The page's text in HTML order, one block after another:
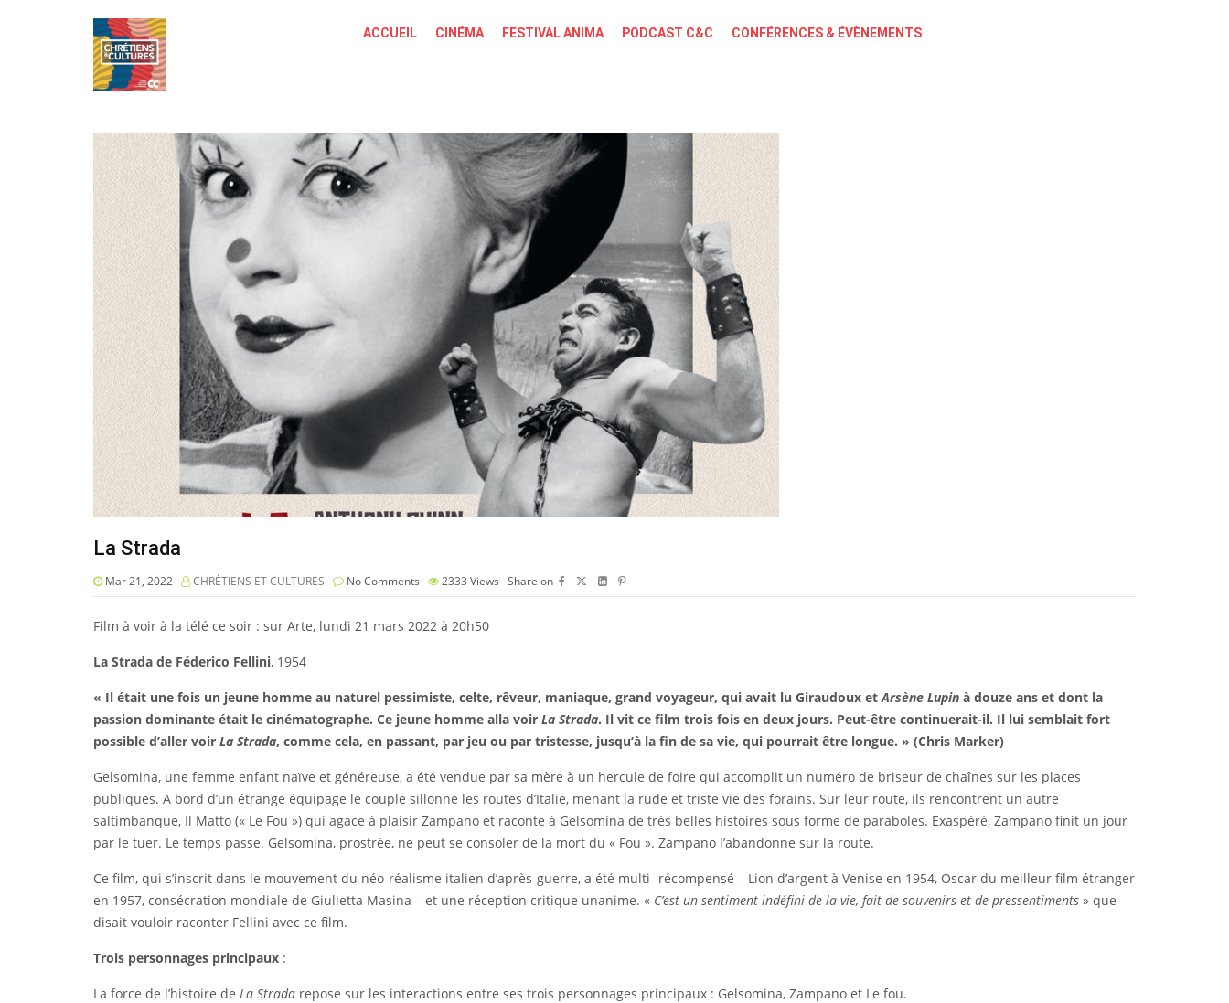
ACCUEIL CINÉMA FESTIVAL ANIMA PODCAST C&C CONFÉRENCES & ÉVÈNEMENTS
La Strada
Mar 21, 2022 CHRÉTIENS ET CULTURES No Comments 2333 Views Share on
Film à voir à la télé ce soir : sur Arte, lundi 21 mars 2022 à 20h50
La Strada de Féderico Fellini, 1954
« Il était une fois un jeune homme au naturel pessimiste, celte, rêveur, maniaque, grand voyageur, qui avait lu Giraudoux etArsène Lupin à douze ans et dont la
passion dominante était le cinématographe. Ce jeune homme alla voir La Strada. Il vit ce film trois fois en deux jours. Peut-être continuerait-il. Il lui semblait fort
possible d’aller voir La Strada, comme cela, en passant, par jeu ou par tristesse, jusqu’à la fin de sa vie, qui pourrait être longue. » (Chris Marker)
Gelsomina, une femme enfant naïve et généreuse, a été vendue par sa mère à un hercule de foire qui accomplit un numéro de briseur de chaînes sur les places
publiques. A bord d’un étrange équipage le couple sillonne les routes d’Italie, menant la rude et triste vie des forains. Sur leur route, ils rencontrent un autre
saltimbanque, Il Matto (« Le Fou ») qui agace à plaisir Zampano et raconte à Gelsomina de très belles histoires sous forme de paraboles. Exaspéré, Zampano finit un jour
par le tuer. Le temps passe. Gelsomina, prostrée, ne peut se consoler de la mort du « Fou ». Zampano l’abandonne sur la route.
Ce film, qui s’inscrit dans le mouvement du néo-réalisme italien d’après-guerre, a été multi- récompensé – Lion d’argent à Venise en 1954, Oscar du meilleur film étranger
en 1957, consécration mondiale de Giulietta Masina – et une réception critique unanime. « C’est un sentiment indéfini de la vie, fait de souvenirs et de pressentiments » que
disait vouloir raconter Fellini avec ce film.
Trois personnages principaux :
La force de l’histoire de La Strada repose sur les interactions entre ses trois personnages principaux : Gelsomina, Zampano et Le fou.